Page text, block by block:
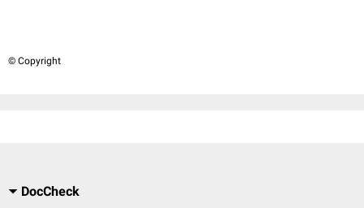
© Copyright
DocCheck